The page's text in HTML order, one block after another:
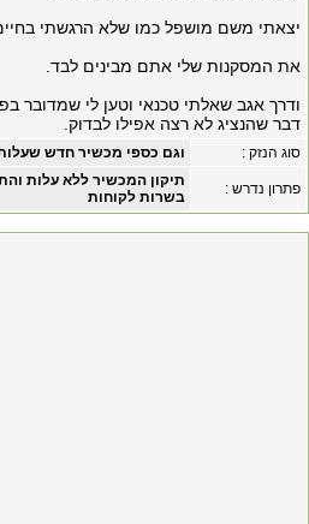
יצאתי משם מושפל כמו שלא הרגשתי
את המסקנות שלי אתם מבינים לבד.
ודרך אגב שאלתי טכנאי וטען לי שמדובר
דבר שהנציג לא רצה אפילו לבדוק.
וגם כספי מכשיר חדש שעלותו 935.74
סוג הנזק :
תיקון המכשיר ללא עלות
בשרות לקוחות
פתרון נדרש :